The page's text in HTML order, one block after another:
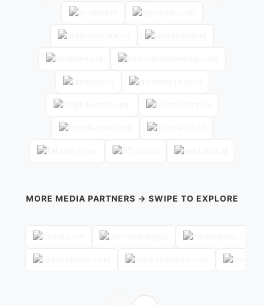
MORE MEDIA PARTNERS → SWIPE TO EXPLORE